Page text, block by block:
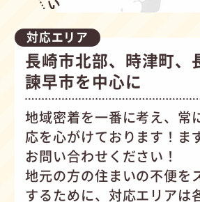
対応エリア
長崎市北部、時津町、
諫早市を中心に
地域密着を一番に考え、常
応を心がけております！ま
お問い合わせください！
地元の方の住まいの不便を
するために、対応エリアは